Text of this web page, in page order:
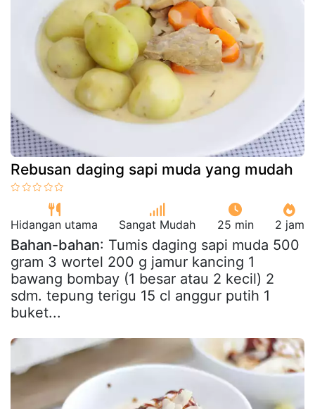
Rebusan daging sapi muda yang mudah
Hidangan utama Sangat Mudah 25 min 2 jam
Bahan-bahan: Tumis daging sapi muda 500
gram 3 wortel 200 g jamur kancing 1
bawang bombay (1 besar atau 2 kecil) 2
sdm. tepung terigu 15 cl anggur putih 1
buket...